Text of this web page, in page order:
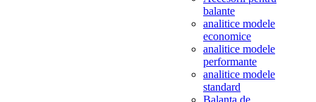
balante
analitice modele
economice
analitice modele
performante
analitice modele
standard
Balanta de